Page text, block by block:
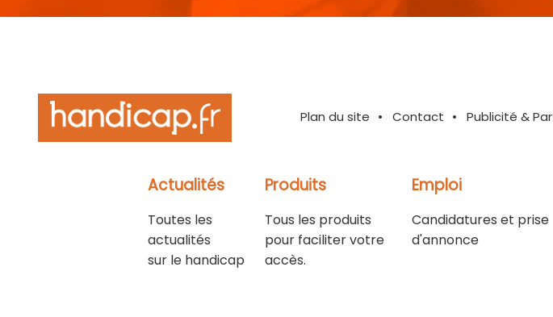
Plan du site Contact Publicité &
Actualités
Toutes les
actualités
sur le handicap
Produits
Tous les produits
pour faciliter votre
accès.
Emploi
Candidatures et prise
d'annonce